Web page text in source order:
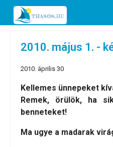
2010. május 1. -
2010. április 30
Kellemes ünnepeket
Remek, örülök, ha
benneteket!
Ma ugye a madarak